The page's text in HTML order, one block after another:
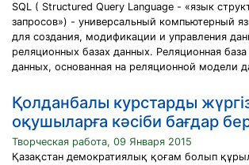
SQL ( Structured Query Language - «язык
запросов») - универсальный компьютерный
для создания, модификации и управления
реляционных базах данных. Реляционная
данных, основанная на реляционной модели
Қолданбалы курстарды
оқушыларға кәсіби бағдар
Творческая работа, 09 Января 2015
Қазақстан демократиялық қоғам болып